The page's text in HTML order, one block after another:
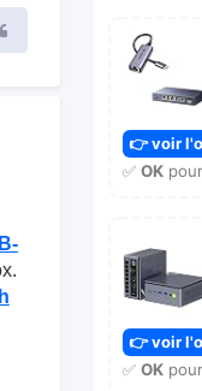
👉 voir
✅ OKpour
👉 voir
✅ OKpour